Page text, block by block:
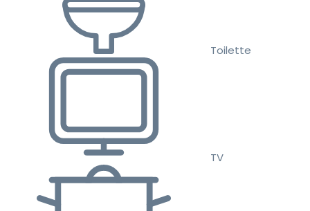
Toilette
TV